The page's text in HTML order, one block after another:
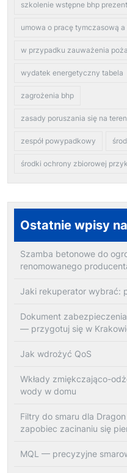
szkolenie wstępne bhp
umowa o pracę tymczasową a
w przypadku zauważenia
wydatek energetyczny tabela
zagrożenia bhp
zasady poruszania się na
zespół powypadkowy
środki ochrony zbiorowej
Ostatnie wpisy
Szamba betonowe do
renomowanego
Jaki rekuperator wybrać:
Dokument
— przygotuj się w
Jak wdrożyć QoS
Wkłady zmiękczająco-
wody w domu
Filtry do smaru dla
zapobiec zacinaniu się
MQL — precyzyjne